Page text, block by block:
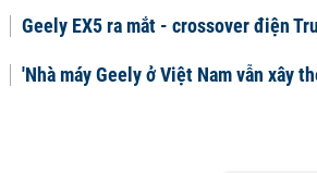
Geely EX5 ra mắt - crossover điện
'Nhà máy Geely ở Việt Nam vẫn xây